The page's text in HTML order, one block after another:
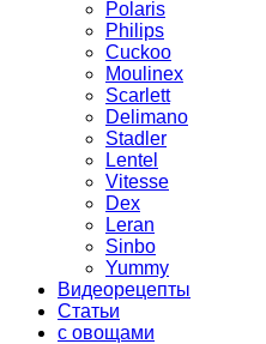
Polaris
Philips
Cuckoo
Moulinex
Scarlett
Delimano
Stadler
Lentel
Vitesse
Dex
Leran
Sinbo
Yummy
Видеорецепты
Статьи
с овощами